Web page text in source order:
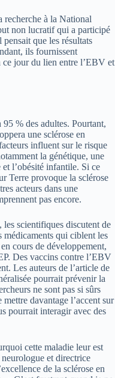
à la National
non lucratif qui a participé
pensait que les résultats
ils fournissent
ce jour du lien entre l’EBV et
% des adultes. Pourtant,
une sclérose en
influent sur le risque
la génétique, une
l’obésité infantile. Si ce
Terre provoque la sclérose
acteurs dans une
pas encore.
scientifiques discutent de
qui ciblent les
cours de développement,
Des vaccins contre l’EBV
Les auteurs de l’article de
pourrait prévenir la
ne sont pas si sûrs
davantage l’accent sur
pourrait interagir avec des
cette maladie leur est
et directrice
de la sclérose en